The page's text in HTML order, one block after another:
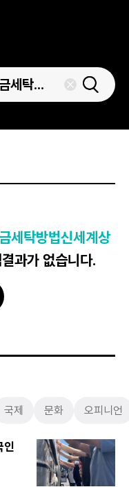
세탁방법신세계상
과가 없습니다.
국제 문화 오피니언
인